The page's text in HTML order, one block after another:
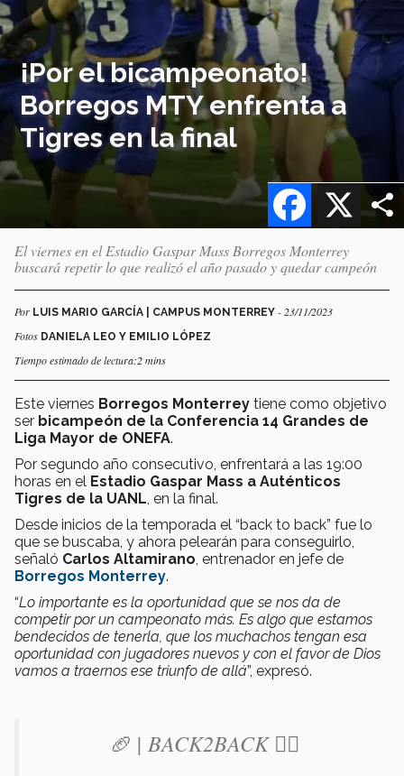
¡Por el bicampeonato!
Borregos MTY enfrenta a
Tigres en la final
X
Facebook
El viernes en el Estadio Gaspar Mass Borregos Monterrey
buscará repetir lo que realizó el año pasado y quedar campeón
Por LUIS MARIO GARCÍA | CAMPUS MONTERREY - 23/11/2023
Fotos DANIELA LEO Y EMILIO LÓPEZ
Tiempo estimado de lectura:2 mins
Este viernes Borregos Monterrey tiene como objetivo
ser bicampeón de la Conferencia 14 Grandes de
Liga Mayor de ONEFA.
Por segundo año consecutivo, enfrentará a las 19:00
horas en el Estadio Gaspar Mass a Auténticos
Tigres de la UANL , en la final.
Desde inicios de la temporada el “back to back” fue lo
que se buscaba, y ahora pelearán para conseguirlo,
señaló Carlos Altamirano , entrenador en jefe de
Borregos Monterrey.
“Lo importante es la oportunidad que se nos da de
competir por un campeonato más. Es algo que estamos
bendecidos de tenerla, que los muchachos tengan esa
oportunidad con jugadores nuevos y con el favor de Dios
vamos a traernos ese triunfo de allá”, expresó.
🏈 | BACK2BACK 🏴‍☠️